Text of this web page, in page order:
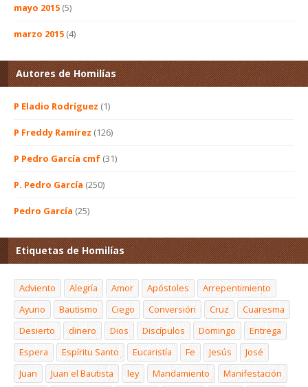
mayo 2015 (5)
marzo 2015 (4)
Autores de Homilías
P Eladio Rodríguez (1)
P Freddy Ramírez (126)
P Pedro García cmf (31)
P. Pedro García (250)
Pedro García (25)
Etiquetas de Homilías
Adviento Alegría Amor Apóstoles
Arrepentimiento
Ayuno
Bautismo Ciego Conversión Cruz
Cuaresma
Desierto
dinero Dios Discípulos Domingo
Entrega
Espera
Espíritu Santo Eucaristía Fe Jesús
José
Juan
Juan el Bautista ley Mandamiento
Manifestación